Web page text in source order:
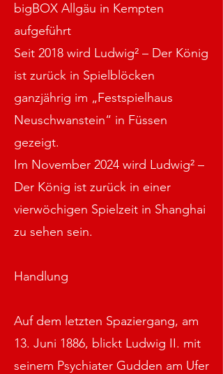
bigBOX Allgäu in Kempten
aufgeführt
Seit 2018 wird Ludwig² – Der König
ist zurück in Spielblöcken
ganzjährig im „Festspielhaus
Neuschwanstein“ in Füssen
gezeigt.
Im November 2024 wird Ludwig² –
Der König ist zurück in einer
vierwöchigen Spielzeit in Shanghai
zu sehen sein.
Handlung
Auf dem letzten Spaziergang, am
13. Juni 1886, blickt Ludwig II. mit
seinem Psychiater Gudden am Ufer